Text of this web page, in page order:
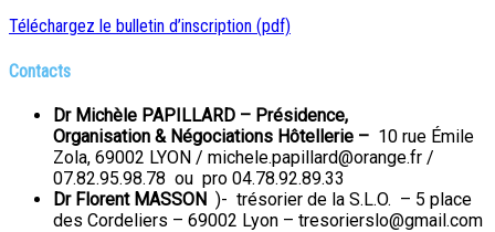
Téléchargez le bulletin d’inscription (pdf)
Contacts
Dr Michèle PAPILLARD – Présidence,
Organisation & Négociations Hôtellerie – 10 rue Émile
Zola, 69002 LYON / michele.papillard@orange.fr /
07.82.95.98.78 ou pro 04.78.92.89.33
Dr Florent MASSON )- trésorier de la S.L.O. – 5 place
des Cordeliers – 69002 Lyon – tresorierslo@gmail.com